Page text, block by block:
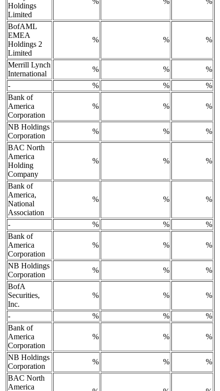
Holdings
Limited
BofAML
EMEA
Holdings 2
Limited
% % %
Merrill Lynch
International
% %
%
-
% %
%
Bank of
America
Corporation
% % %
NB Holdings
Corporation
% %
%
BAC North
America
Holding
Company
% % %
Bank of
America,
National
Association
% % %
- % %
%
Bank of
America
Corporation
% % %
NB Holdings
Corporation
% %
%
BofA
Securities,
Inc.
% % %
- % %
%
Bank of
America
Corporation
% % %
NB Holdings
Corporation
% %
%
BAC North
America